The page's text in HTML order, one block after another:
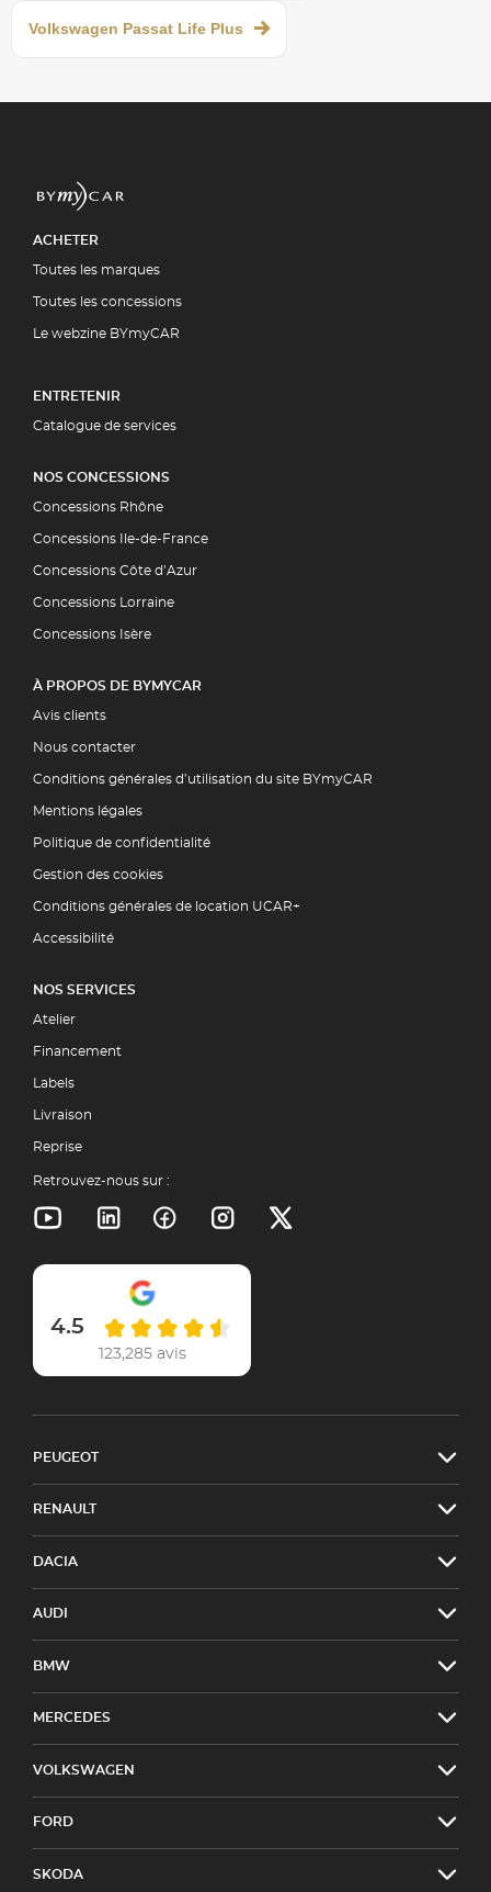
Volkswagen Passat Life Plus
ACHETER
Toutes les marques
Toutes les concessions
Le webzine BYmyCAR
ENTRETENIR
Catalogue de services
NOS CONCESSIONS
Concessions Rhône
Concessions Ile-de-France
Concessions Côte d’Azur
Concessions Lorraine
Concessions Isère
À PROPOS DE BYMYCAR
Avis clients
Nous contacter
Conditions générales d’utilisation du site BYmyCAR
Mentions légales
Politique de confidentialité
Gestion des cookies
Conditions générales de location UCAR+
Accessibilité
NOS SERVICES
Atelier
Financement
Labels
Livraison
Reprise
Retrouvez-nous sur :
4.5
123,285 avis
PEUGEOT
RENAULT
DACIA
AUDI
BMW
MERCEDES
VOLKSWAGEN
FORD
SKODA